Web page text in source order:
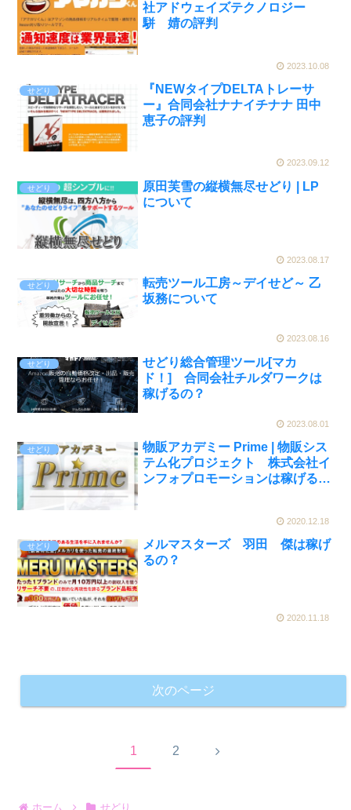
社アドウェイズテクノロジー
駢 婧の評判
2023.10.08
せどり
『NEWタイプDELTAトレーサ
ー』合同会社ナナイチナナ 田中
恵子の評判
2023.09.12
せどり
原田芙雪の縦横無尽せどり | LP
について
2023.08.17
せどり
転売ツール工房～デイせど～ 乙
坂務について
2023.08.16
せどり
せどり総合管理ツール[マカ
ド！] 合同会社チルダワークは
稼げるの？
2023.08.01
せどり
物販アカデミー Prime | 物販シス
テム化プロジェクト 株式会社イ
ンフォプロモーションは稼げる
2020.12.18
せどり
メルマスターズ 羽田 傑は稼げ
るの？
2020.11.18
次のページ
1 2 次
ホーム せどり